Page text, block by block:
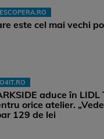
este cel mai vechi
aduce în LIDL
orice atelier.
129 de lei